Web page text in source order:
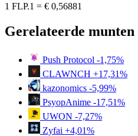
1 FLP.1 = € 0,56881
Gerelateerde munten
Push Protocol -1,75%
CLAWNCH +17,31%
kazonomics -5,99%
PsyopAnime -17,51%
UWON -7,27%
Zyfai +4,01%